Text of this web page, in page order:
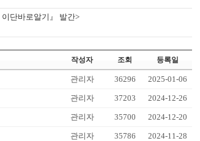
이단바로알기』 발간>
작성자 조회 등록일
관리자 36296 2025-01-06
관리자 37203 2024-12-26
관리자 35700 2024-12-20
관리자 35786 2024-11-28